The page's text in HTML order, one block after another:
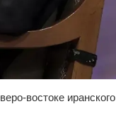
востоке иранского